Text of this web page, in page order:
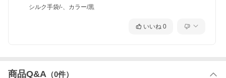
シルク手袋/-、カラー/黒
いいね 0
商品Q&A （0件）